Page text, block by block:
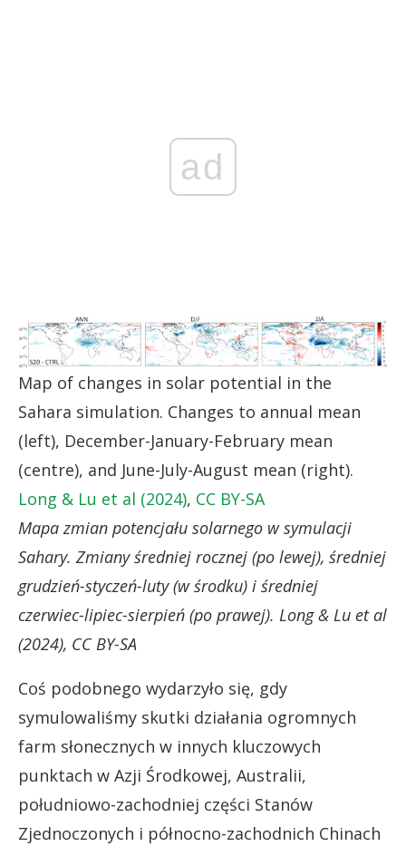
ad
Map of changes in solar potential in the
Sahara simulation. Changes to annual mean
(left), December-January-February mean
(centre), and June-July-August mean (right).
Long & Lu et al (2024), CC BY-SA
Mapa zmian potencjału solarnego w symulacji
Sahary. Zmiany średniej rocznej (po lewej), średniej
grudzień-styczeń-luty (w środku) i średniej
czerwiec-lipiec-sierpień (po prawej). Long & Lu et al
(2024), CC BY-SA
Coś podobnego wydarzyło się, gdy
symulowaliśmy skutki działania ogromnych
farm słonecznych w innych kluczowych
punktach w Azji Środkowej, Australii,
południowo-zachodniej części Stanów
Zjednoczonych i północno-zachodnich Chinach